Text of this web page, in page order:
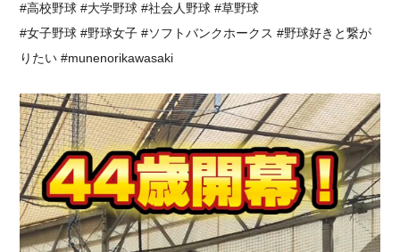
#高校野球 #大学野球 #社会人野球 #草野球
#女子野球 #野球女子 #ソフトバンクホークス #野球好きと繋が
りたい #munenorikawasaki